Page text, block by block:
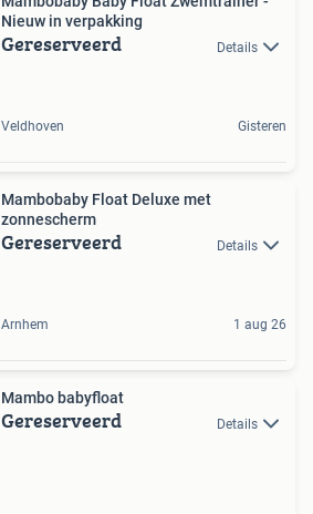
Nieuw in verpakking
Gereserveerd Details
Veldhoven Gisteren
Mambobaby Float Deluxe met
zonnescherm
Gereserveerd Details
Arnhem 1 aug 26
Mambo babyfloat
Gereserveerd Details